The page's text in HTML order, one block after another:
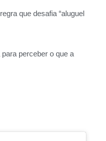
que desafia “aluguel
perceber o que a